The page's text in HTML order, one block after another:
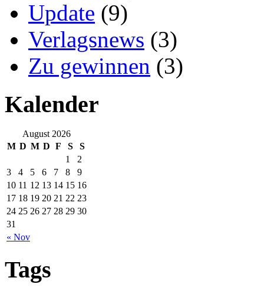
Update (9)
Verlagsnews (3)
Zu gewinnen (3)
Kalender
August 2026
M D M D F S S
« Nov
1
2
3
4 5 6 7 8
9
10 11 12 13 14 15 16
17 18 19 20 21 22 23
24 25 26 27 28 29 30
31
Tags